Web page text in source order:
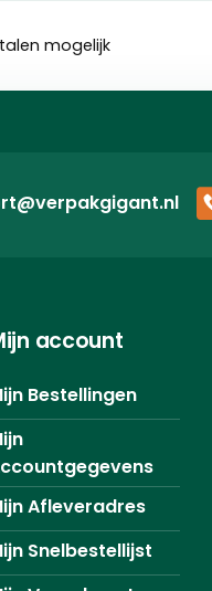
mogelijk
account
Bestellingen
Afleveradres
Snelbestellijst